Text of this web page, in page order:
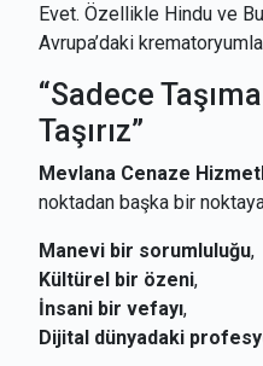
Evet. Özellikle Hindu ve
Avrupa’daki
“Sadece
Taşırız”
Mevlana Cenaze
noktadan başka bir
Manevi bir sorumluluğu,
Kültürel bir özeni,
İnsani bir vefayı,
Dijital dünyadaki